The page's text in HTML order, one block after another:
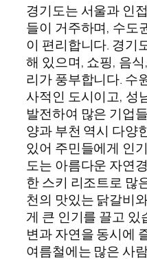
경기도는 서울과 인
들이 거주하며, 수도
이 편리합니다. 경기
해 있으며, 쇼핑, 음
리가 풍부합니다. 수
사적인 도시이고, 성
발전하여 많은 기업
양과 부천 역시 다양
있어 주민들에게 인
도는 아름다운 자연
한 스키 리조트로 많
천의 맛있는 닭갈비
게 큰 인기를 끌고 있
변과 자연을 동시에
여름철에는 많은 사